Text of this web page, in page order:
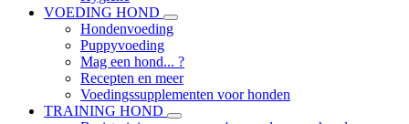
VOEDING HOND
Hondenvoeding
Puppyvoeding
Mag een hond... ?
Recepten en meer
Voedingssupplementen voor honden
TRAINING HOND